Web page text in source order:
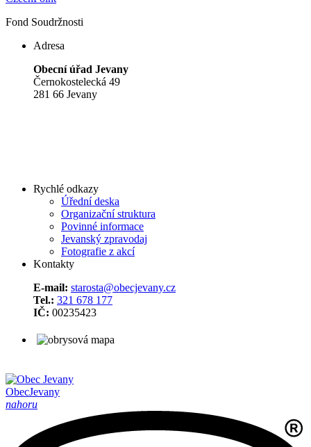
Fond Soudržnosti
Adresa
Obecní úřad Jevany
Černokostelecká 49
281 66 Jevany
Rychlé odkazy
Úřední deska
Organizační struktura
Povinné informace
Jevanský zpravodaj
Fotografie z akcí
Kontakty
E-mail: starosta@obecjevany.cz
Tel.: 321 678 177
IČ: 00235423
ObecJevany
nahoru